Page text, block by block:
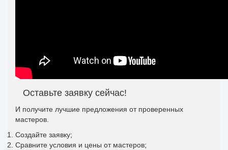
Оставьте заявку сейчас!
И получите лучшие предложения от проверенных
мастеров.
Создайте заявку;
Сравните условия и цены от мастеров;